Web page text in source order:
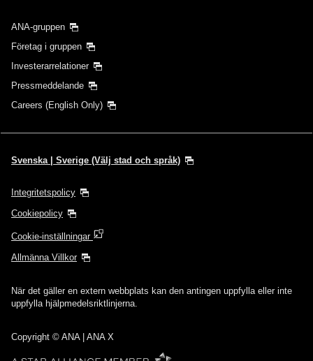
ANA-gruppen
Företag i gruppen
Investerarrelationer
Pressmeddelande
Careers (English Only)
Svenska | Sverige (Välj stad och språk)
Integritetspolicy
Cookiepolicy
Cookie-inställningar
Allmänna Villkor
När det gäller en extern webbplats kan den antingen uppfylla eller inte
uppfylla hjälpmedelsriktlinjerna.
Copyright © ANA | ANA X